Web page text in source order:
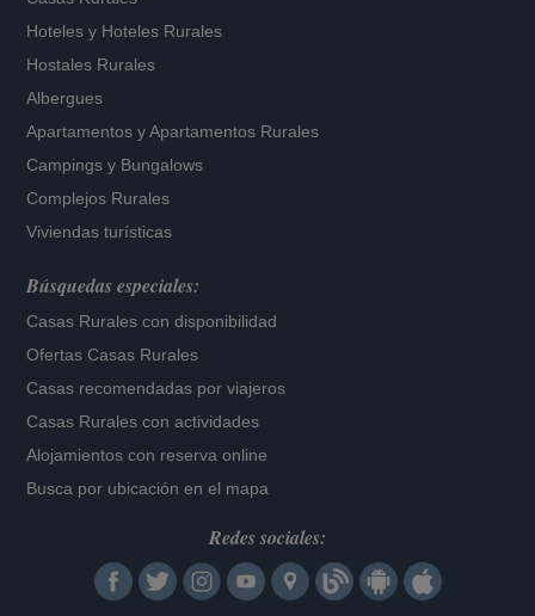
Hoteles y Hoteles Rurales
Hostales Rurales
Albergues
Apartamentos yApartamentos Rurales
Campings y Bungalows
Complejos Rurales
Viviendas turísticas
Búsquedas especiales:
Casas Rurales con disponibilidad
Ofertas Casas Rurales
Casas recomendadas por viajeros
Casas Rurales con actividades
Alojamientos con reserva online
Busca por ubicación en el mapa
Redes sociales: